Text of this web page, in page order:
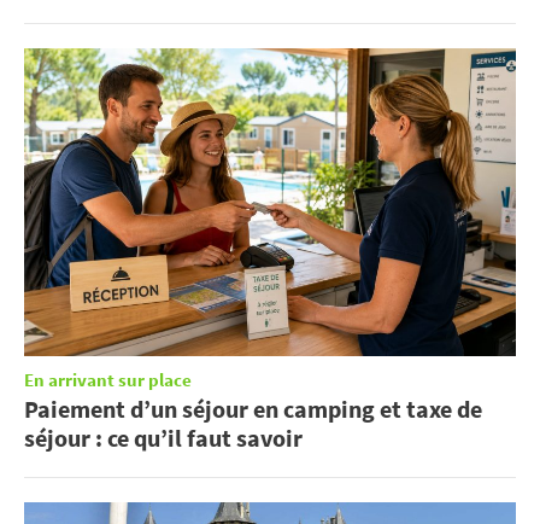
En arrivant sur place
Paiement d’un séjour en camping et taxe de
séjour : ce qu’il faut savoir